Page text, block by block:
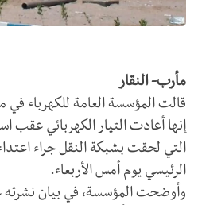
مأرب- النقار
قالت المؤسسة العامة للكهرباء
إنها أعادت التيار الكهربائي عقب
التي لحقت بشبكة النقل جراء
الرئيسي يوم أمس الأربعاء.
وأوضحت المؤسسة، في بيان